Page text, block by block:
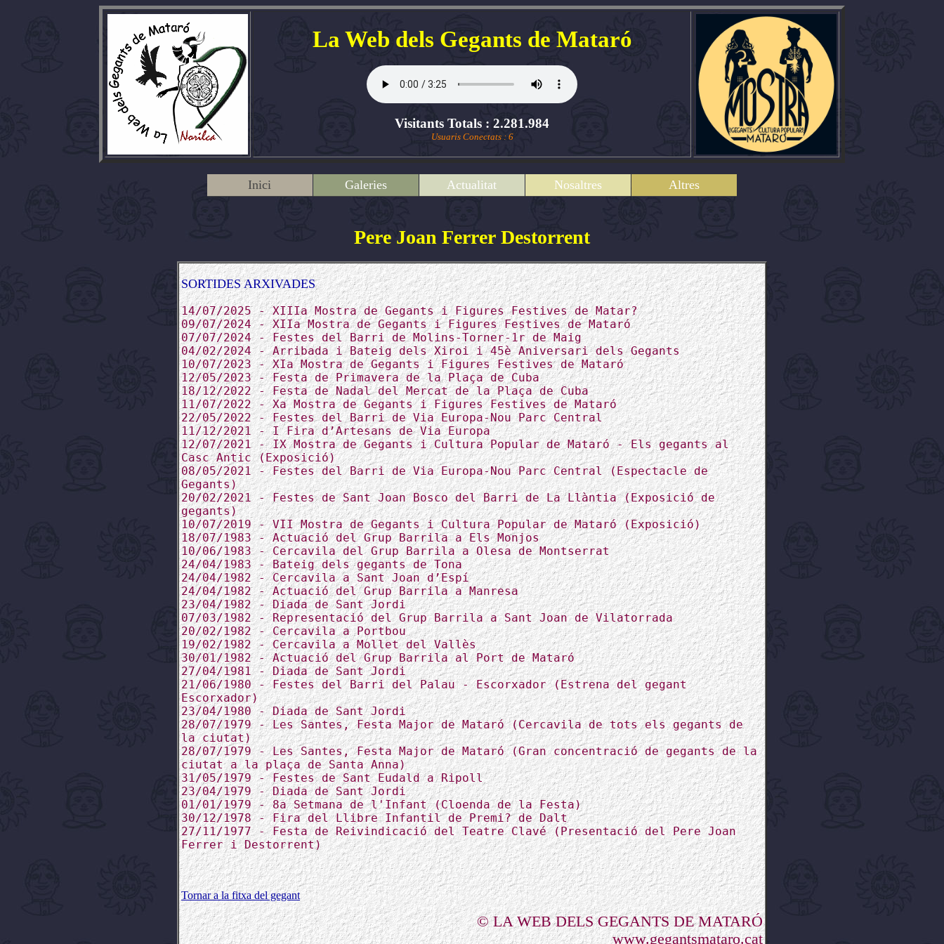
La Web dels Gegants de Mataró
Visitants Totals : 2.281.984
Usuaris Conectats : 6
Inici Galeries Actualitat Nosaltres Altres
Pere Joan Ferrer Destorrent
SORTIDES ARXIVADES
14/07/2025 - XIIIa Mostra de Gegants i Figures Festives de Matar?
09/07/2024 - XIIa Mostra de Gegants i Figures Festives de Mataró
07/07/2024 - Festes del Barri de Molins-Torner-1r de Maig
04/02/2024 - Arribada i Bateig dels Xiroi i 45è Aniversari dels Gegants
10/07/2023 - XIa Mostra de Gegants i Figures Festives de Mataró
12/05/2023 - Festa de Primavera de la Plaça de Cuba
18/12/2022 - Festa de Nadal del Mercat de la Plaça de Cuba
11/07/2022 - Xa Mostra de Gegants i Figures Festives de Mataró
22/05/2022 - Festes del Barri de Via Europa-Nou Parc Central
11/12/2021 - I Fira d’Artesans de Via Europa
12/07/2021 - IX Mostra de Gegants i Cultura Popular de Mataró - Els gegants al
Casc Antic (Exposició)
08/05/2021 - Festes del Barri de Via Europa-Nou Parc Central (Espectacle de
Gegants)
20/02/2021 - Festes de Sant Joan Bosco del Barri de La Llàntia (Exposició de
gegants)
10/07/2019 - VII Mostra de Gegants i Cultura Popular de Mataró (Exposició)
18/07/1983 - Actuació del Grup Barrila a Els Monjos
10/06/1983 - Cercavila del Grup Barrila a Olesa de Montserrat
24/04/1983 - Bateig dels gegants de Tona
24/04/1982 - Cercavila a Sant Joan d’Espí
24/04/1982 - Actuació del Grup Barrila a Manresa
23/04/1982 - Diada de Sant Jordi
07/03/1982 - Representació del Grup Barrila a Sant Joan de Vilatorrada
20/02/1982 - Cercavila a Portbou
19/02/1982 - Cercavila a Mollet del Vallès
30/01/1982 - Actuació del Grup Barrila al Port de Mataró
27/04/1981 - Diada de Sant Jordi
21/06/1980 - Festes del Barri del Palau - Escorxador (Estrena del gegant
Escorxador)
23/04/1980 - Diada de Sant Jordi
28/07/1979 - Les Santes, Festa Major de Mataró (Cercavila de tots els gegants de
la ciutat)
28/07/1979 - Les Santes, Festa Major de Mataró (Gran concentració de gegants de la
ciutat a la plaça de Santa Anna)
31/05/1979 - Festes de Sant Eudald a Ripoll
23/04/1979 - Diada de Sant Jordi
01/01/1979 - 8a Setmana de l'Infant (Cloenda de la Festa)
30/12/1978 - Fira del Llibre Infantil de Premi? de Dalt
27/11/1977 - Festa de Reivindicació del Teatre Clavé (Presentació del Pere Joan
Ferrer i Destorrent)
Tornar a la fitxa del gegant
© LA WEB DELS GEGANTS DE MATARÓ
www.gegantsmataro.cat